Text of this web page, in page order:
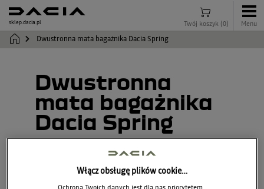
sklep.dacia.pl Twój koszyk (0) Menu
Dwustronna mata bagażnika Dacia Spring
Dwustronna
mata bagażnika
Dacia Spring
Włącz obsługę plików cookie…